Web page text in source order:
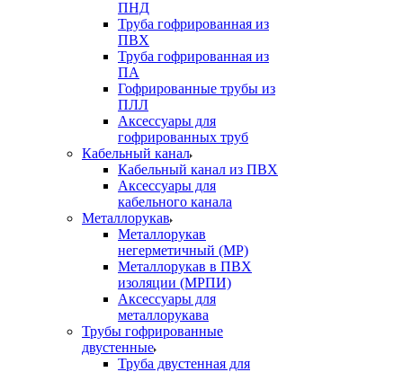
ПНД
Труба гофрированная из
ПВХ
Труба гофрированная из
ПА
Гофрированные трубы из
ПЛЛ
Аксессуары для
гофрированных труб
Кабельный канал
Кабельный канал из ПВХ
Аксессуары для
кабельного канала
Металлорукав
Металлорукав
негерметичный (МР)
Металлорукав в ПВХ
изоляции (МРПИ)
Аксессуары для
металлорукава
Трубы гофрированные
двустенные
Труба двустенная для